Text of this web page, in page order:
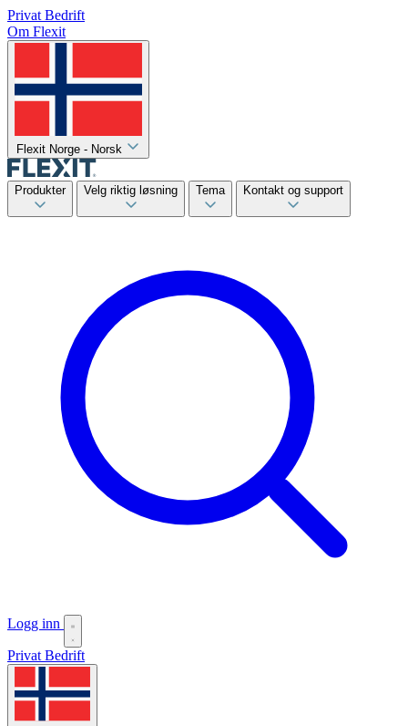
Privat Bedrift
Om Flexit
Flexit Norge - Norsk
Produkter Velg riktig løsning Tema Kontakt og support
Logg inn
Privat Bedrift